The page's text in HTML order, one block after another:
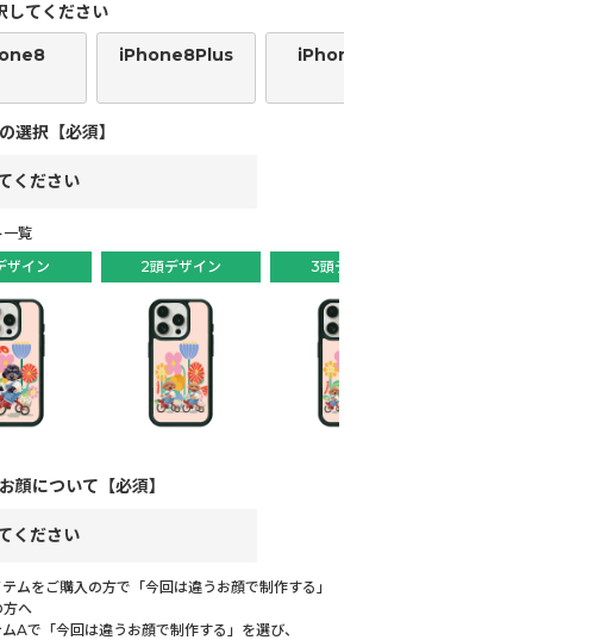
してください
iPhone8Plus iPhoneSE2
選択【必須】
覧
ザイン
2頭デザイン 3頭デザイン
顔について【必須】
ムをご購入の方で「今回は違うお顔で制作する」
方へ
Aで「今回は違うお顔で制作する」を選び、